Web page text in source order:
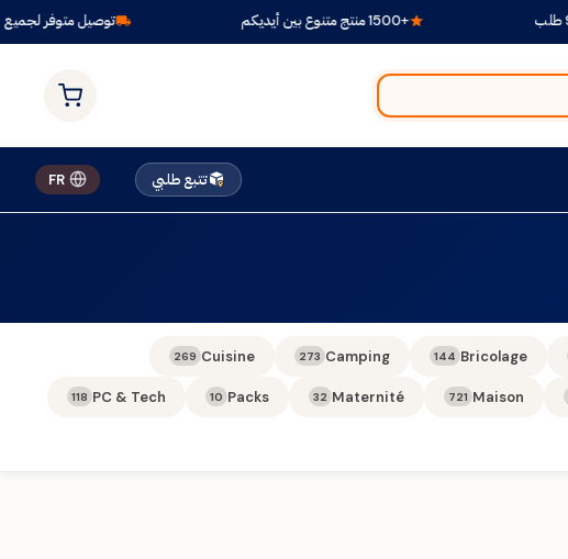
توصيل متوفر لجميع +1500 منتج متنوع بين أيديكم
تتبع طلبي FR
Bricolage
144
Camping
273
Cuisine
269
Maison
721
Maternité
32
Packs
10
PC & Tech
118